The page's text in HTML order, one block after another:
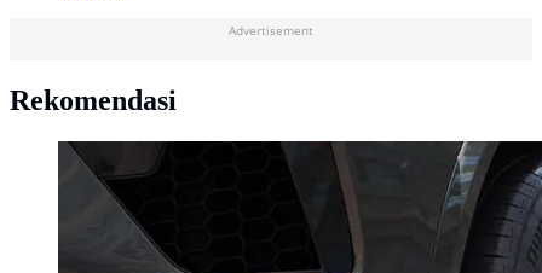
Advertisement
Rekomendasi